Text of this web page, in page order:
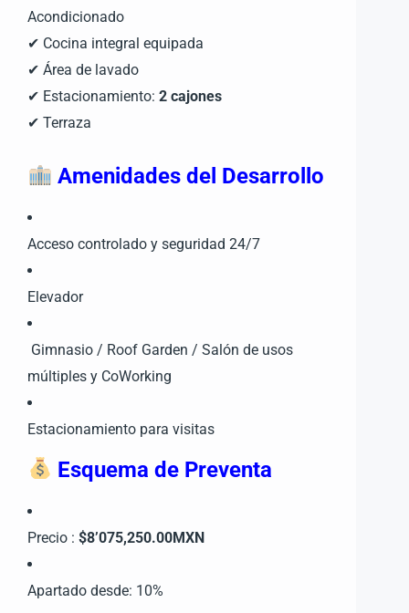
Acondicionado
✔ Cocina integral equipada
✔ Área de lavado
✔ Estacionamiento: 2 cajones
✔ Terraza
Amenidades del Desarrollo
Acceso controlado y seguridad 24/7
Elevador
Gimnasio / Roof Garden / Salón de usos
múltiples y CoWorking
Estacionamiento para visitas
Esquema de Preventa
Precio : $8’075,250.00MXN
Apartado desde: 10%